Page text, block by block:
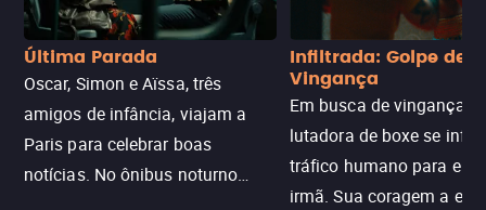
Última Parada
Oscar, Simon e Aïssa, três
amigos de infância, viajam a
Paris para celebrar boas
notícias. No ônibus noturno
Infiltrada: Golpe de
Vingança
Em busca de vingança,
lutadora de boxe se
tráfico humano para
irmã. Sua coragem a